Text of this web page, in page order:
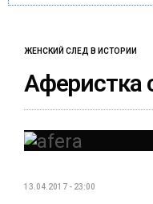
ЖЕНСКИЙ СЛЕД В ИСТОРИИ
Аферистка
13.04.2017 - 23:00